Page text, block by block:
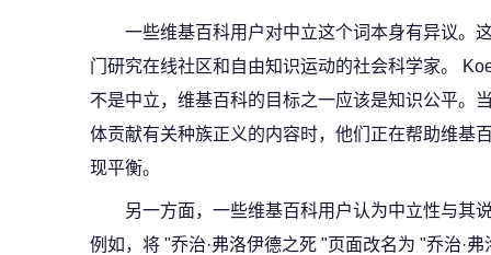
一些维基百科用户对中立这个词本身有异议。
门研究在线社区和自由知识运动的社会科学家。
不是中立，维基百科的目标之一应该是知识公平。
体贡献有关种族正义的内容时，他们正在帮助维基
现平衡。
另一方面，一些维基百科用户认为中立性与其
例如，将 "乔治·弗洛伊德之死 "页面改名为 "乔治·